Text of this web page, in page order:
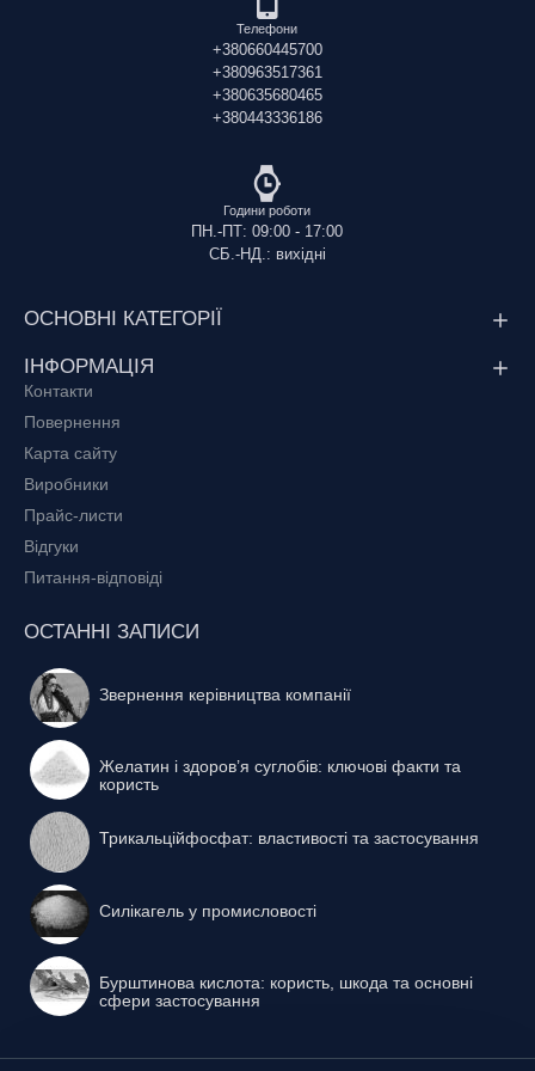
або зв’яжіться з нашими менеджерами, і отримаєте
професійну консультацію та рекомендації щодо норм
внесення. Забезпечте своїм рослинам надійне живлення та
стабільний урожай з перевіреним добривом.
Телефони
+380660445700
+380963517361
+380635680465
+380443336186
Години роботи
ПН.-ПТ: 09:00 - 17:00
СБ.-НД.: вихідні
ОСНОВНІ КАТЕГОРІЇ
ІНФОРМАЦІЯ
Контакти
Повернення
Карта сайту
Виробники
Прайс-листи
Відгуки
Питання-відповіді
ОСТАННІ ЗАПИСИ
Звернення керівництва компанії
Желатин і здоров’я суглобів: ключові факти та
користь
Трикальційфосфат: властивості та застосування
Силікагель у промисловості
Бурштинова кислота: користь, шкода та основні
сфери застосування